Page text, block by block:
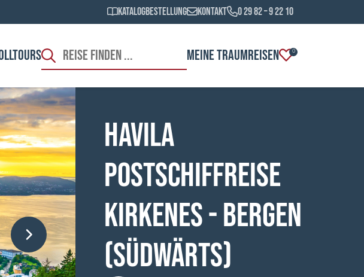
Katalogbestellung Kontakt 0 29 82 – 9 22 10
MEINE TRAUMREISEN 0
HAVILA
Postschiffreise
Kirkenes - Bergen
(südwärts)